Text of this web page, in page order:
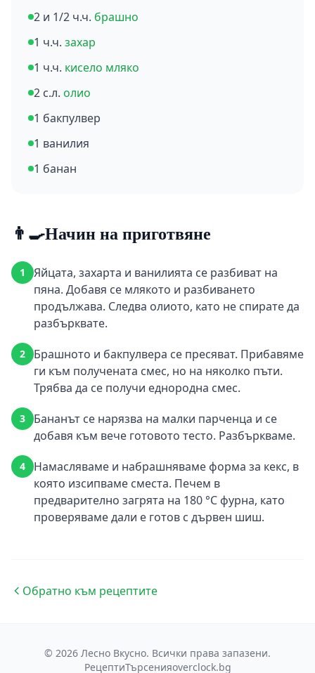
2 и 1/2 ч.ч. брашно
1 ч.ч. захар
1 ч.ч. кисело мляко
2 с.л. олио
1 бакпулвер
1 ванилия
1 банан
👨‍🍳Начин на приготвяне
1
Яйцата, захарта и ванилията се разбиват на
пяна. Добавя се млякото и разбиването
продължава. Следва олиото, като не спирате да
разбърквате.
2
Брашното и бакпулвера се пресяват. Прибавяме
ги към получената смес, но на няколко пъти.
Трябва да се получи еднородна смес.
3
Бананът се нарязва на малки парченца и се
добавя към вече готовото тесто. Разбъркваме.
4
Намасляваме и набрашняваме форма за кекс, в
която изсипваме сместа. Печем в
предварително загрята на 180 °C фурна, като
проверяваме дали е готов с дървен шиш.
Обратно към рецептите
© 2026 Лесно Вкусно. Всички права запазени.
РецептиТърсенияoverclock.bg